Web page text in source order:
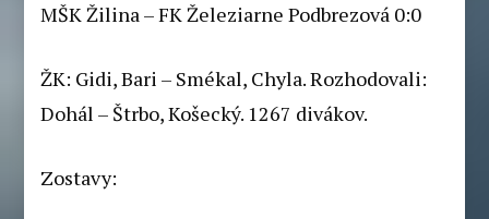
MŠK Žilina – FK Železiarne Podbrezová 0:0
ŽK: Gidi, Bari – Smékal, Chyla. Rozhodovali:
Dohál – Štrbo, Košecký. 1267 divákov.
Zostavy: